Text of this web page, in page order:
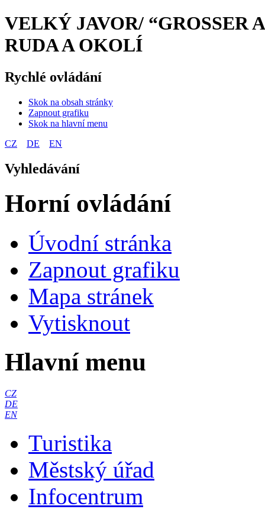
VELKÝ JAVOR/ “GROSSER
RUDA A OKOLÍ
Rychlé ovládání
Skok na obsah stránky
Zapnout grafiku
Skok na hlavní menu
CZ
DE EN
Vyhledávání
Horní ovládání
Úvodní stránka
Zapnout grafiku
Mapa stránek
Vytisknout
Hlavní menu
CZ
DE
EN
Turistika
Městský úřad
Infocentrum